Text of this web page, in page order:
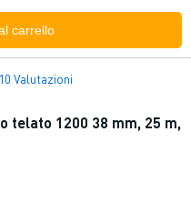
carrello
10 Valutazioni
telato 1200 38 mm, 25 m,